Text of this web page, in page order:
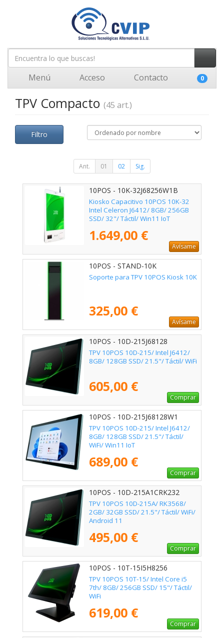
Menú Acceso Contacto 0
TPV Compacto (45 art.)
Filtro
Ant. 01 02 Sig.
10POS - 10K-32J68256W1B
Kiosko Capacitivo 10POS 10K-32
Intel Celeron J6412/ 8GB/ 256GB
SSD/ 32"/ Táctil/ Win11 IoT
1.649,00 €
Avísame
10POS - STAND-10K
Soporte para TPV 10POS Kiosk 10K
325,00 €
Avísame
10POS - 10D-215J68128
TPV 10POS 10D-215/ Intel J6412/
8GB/ 128GB SSD/ 21.5"/ Táctil/ WiFi
605,00 €
Comprar
10POS - 10D-215J68128W1
TPV 10POS 10D-215/ Intel J6412/
8GB/ 128GB SSD/ 21.5"/ Táctil/
WiFi/ Win11 IoT
689,00 €
Comprar
10POS - 10D-215A1CRK232
TPV 10POS 10D-215A/ RK3568/
2GB/ 32GB SSD/ 21.5"/ Táctil/ WiFi/
Android 11
495,00 €
Comprar
10POS - 10T-15I5H8256
TPV 10POS 10T-15/ Intel Core i5
7th/ 8GB/ 256GB SSD/ 15"/ Táctil/
WiFi
619,00 €
Comprar